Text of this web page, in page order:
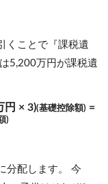
くことで『課税遺
5,200万円が課税遺
円 × 3)(基礎控除額) =
)
分配します。 今